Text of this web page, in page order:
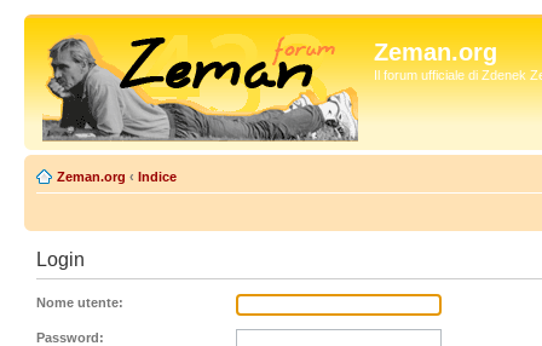
Zeman.org
Il forum ufficiale di Zdenek
Zeman.org ‹ Indice
Login
Nome utente:
Password: